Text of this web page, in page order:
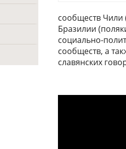
сообществ Чили
Бразилии
социально-
сообществ, а
славянских